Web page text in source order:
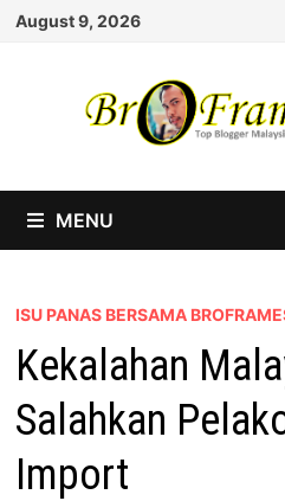
Skip
August 9, 2026
MENU
ISU PANAS BERSAMA
Kekalahan
Salahkan
Import